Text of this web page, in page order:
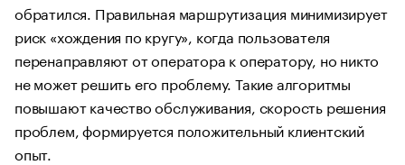
обратился. Правильная маршрутизация минимизирует
риск «хождения по кругу», когда пользователя
перенаправляют от оператора к оператору, но никто
не может решить его проблему. Такие алгоритмы
повышают качество обслуживания, скорость решения
проблем, формируется положительный клиентский
опыт.